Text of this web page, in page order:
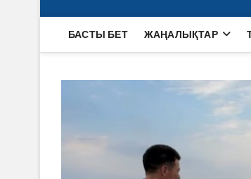
БАСТЫ БЕТ ЖАҢАЛЫҚТАР